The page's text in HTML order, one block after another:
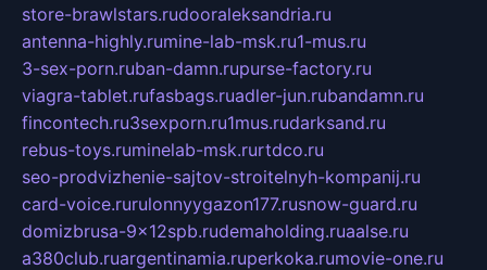
store-brawlstars.rudooraleksandria.ru
antenna-highly.rumine-lab-msk.ru1-mus.ru
3-sex-porn.ruban-damn.rupurse-factory.ru
viagra-tablet.rufasbags.ruadler-jun.rubandamn.ru
fincontech.ru3sexporn.ru1mus.rudarksand.ru
rebus-toys.ruminelab-msk.rurtdco.ru
seo-prodvizhenie-sajtov-stroitelnyh-kompanij.ru
card-voice.rurulonnyygazon177.rusnow-guard.ru
domizbrusa-9x12spb.rudemaholding.ruaalse.ru
a380club.ruargentinamia.ruperkoka.rumovie-one.ru